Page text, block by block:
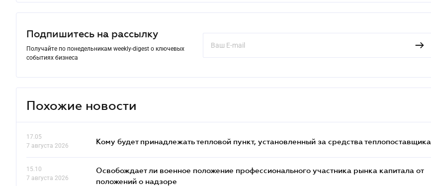
Подпишитесь на рассылку
Получайте по понедельникам weekly-digest о ключевых
событиях бизнеса
Похожие новости
17.05
7 августа 2026
Кому будет принадлежать тепловой пункт, установленный за средства теплопоставщика
15.10
7 августа 2026
Освобождает ли военное положение профессионального участника рынка капитала от
положений о надзоре